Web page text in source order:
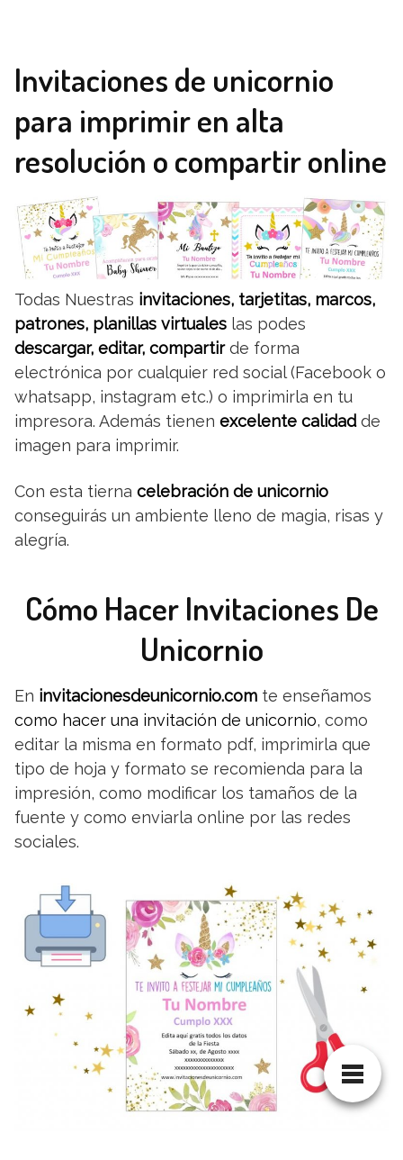
Invitaciones de unicornio
para imprimir en alta
resolución o compartir online
Todas Nuestras invitaciones, tarjetitas, marcos,
patrones, planillas virtuales las podes
descargar, editar, compartirde forma
electrónica por cualquier red social (Facebook o
whatsapp, instagram etc.) o imprimirla en tu
impresora. Además tienen excelente calidadde
imagen para imprimir.
Con esta tierna celebración de unicornio
conseguirás un ambiente lleno de magia, risas y
alegría.
Cómo Hacer Invitaciones De
Unicornio
En invitacionesdeunicornio.com te enseñamos
como hacer una invitación de unicornio, como
editar la misma en formato pdf, imprimirla que
tipo de hoja y formato se recomienda para la
impresión, como modificar los tamaños de la
fuente y como enviarla online por las redes
sociales.